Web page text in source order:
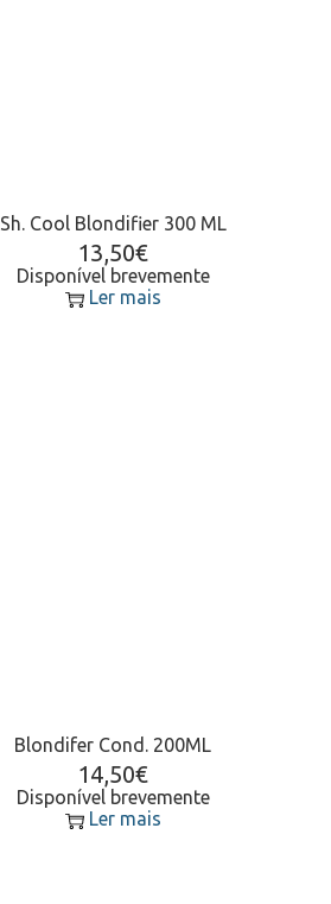
Sh. Cool Blondifier 300 ML
13,50€
Disponível brevemente
Ler mais
Blondifer Cond. 200ML
14,50€
Disponível brevemente
Ler mais